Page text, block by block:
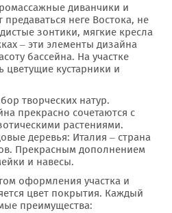
диванчики и
неге Востока, не
зонтики, мягкие кресла
– эти элементы дизайна
бассейна. На участке
цветущие кустарники и
творческих натур.
прекрасно сочетаются с
растениями.
деревья: Италия – страна
Прекрасным дополнением
и навесы.
оформления участка и
цвет покрытия. Каждый
преимущества: